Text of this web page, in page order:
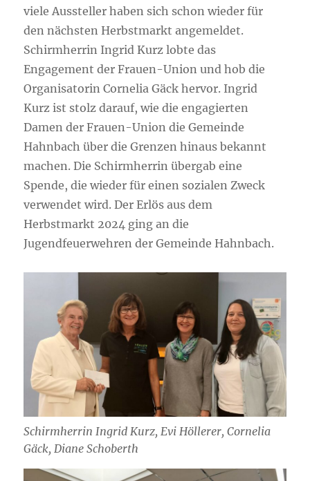
viele Aussteller haben sich schon wieder für
den nächsten Herbstmarkt angemeldet.
Schirmherrin Ingrid Kurz lobte das
Engagement der Frauen-Union und hob die
Organisatorin Cornelia Gäck hervor. Ingrid
Kurz ist stolz darauf, wie die engagierten
Damen der Frauen-Union die Gemeinde
Hahnbach über die Grenzen hinaus bekannt
machen. Die Schirmherrin übergab eine
Spende, die wieder für einen sozialen Zweck
verwendet wird. Der Erlös aus dem
Herbstmarkt 2024 ging an die
Jugendfeuerwehren der Gemeinde Hahnbach.
Schirmherrin Ingrid Kurz, Evi Höllerer, Cornelia
Gäck, Diane Schoberth